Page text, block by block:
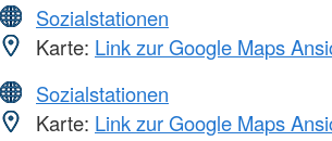
Sozialstationen
Karte: Link zur Google Maps
Sozialstationen
Karte: Link zur Google Maps